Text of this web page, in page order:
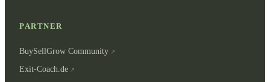
PARTNER
BuySellGrow Community
Exit-Coach.de